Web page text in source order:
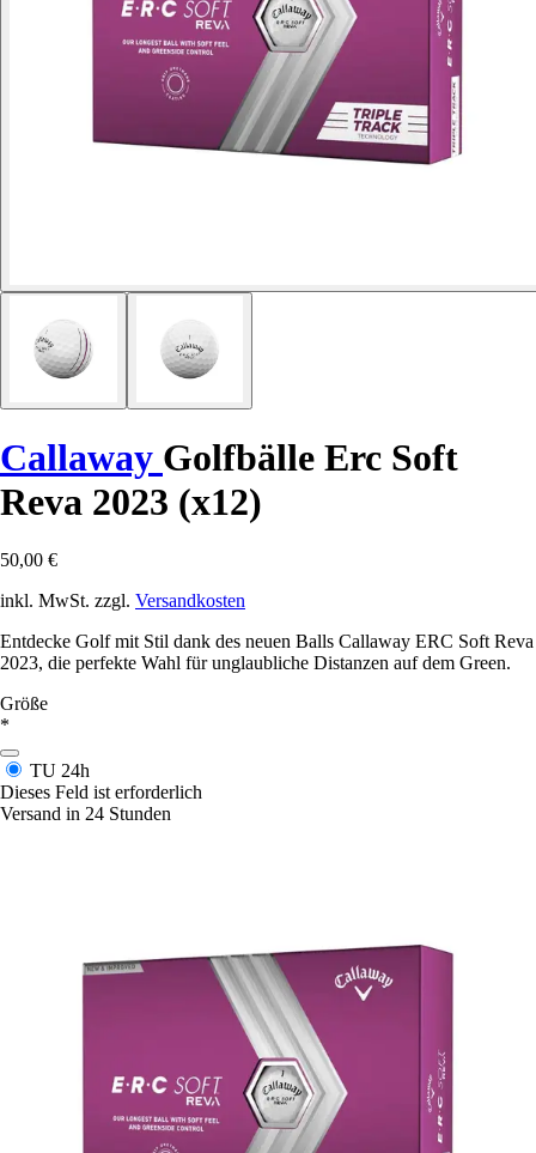
Callaway Golfbälle Erc Soft
Reva 2023 (x12)
50,00 €
inkl. MwSt. zzgl. Versandkosten
Entdecke Golf mit Stil dank des neuen Balls Callaway ERC Soft Reva
2023, die perfekte Wahl für unglaubliche Distanzen auf dem Green.
Größe
*
TU 24h
Dieses Feld ist erforderlich
Versand in 24 Stunden